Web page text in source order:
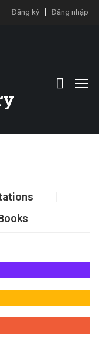
Đăng ký Đăng nhập